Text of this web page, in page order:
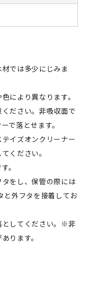
では多少にじみま
により異なります。
ださい。非吸収面で
で落とせます。
イズオンクリーナー
ください。
。
をし、保管の際には
と外フタを接着してお
としてください。※非
ります。